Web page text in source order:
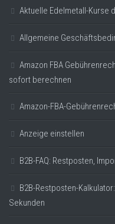
Aktuelle Edelmetall-Kurse
Allgemeine
Amazon FBA
sofort berechnen
Amazon-FBA-
Anzeige einstellen
B2B-FAQ: Restposten,
B2B-Restposten-
Sekunden